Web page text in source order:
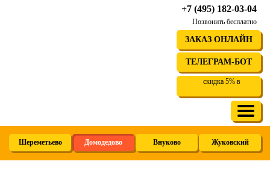
+7 (495) 182-03-04
Позвонить бесплатно
ЗАКАЗ ОНЛАЙН
ТЕЛЕГРАМ-БОТ
скидка 5% в
Шереметьево Домодедово Внуково Жуковский